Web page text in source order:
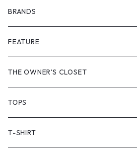
BRANDS
GHOST ALMOSTBLACK
PRODUCT TWELVE
BAICYCLON
Little Yarmouth
FEATURE
NEW VINTAGE
Supreme
Stussy
VINTAGE OUTDOOR
ARC'TERYX
RTW VINTAGE
THE OWNER'S CLOSET
TOPS
JACKET
T-SHIRT